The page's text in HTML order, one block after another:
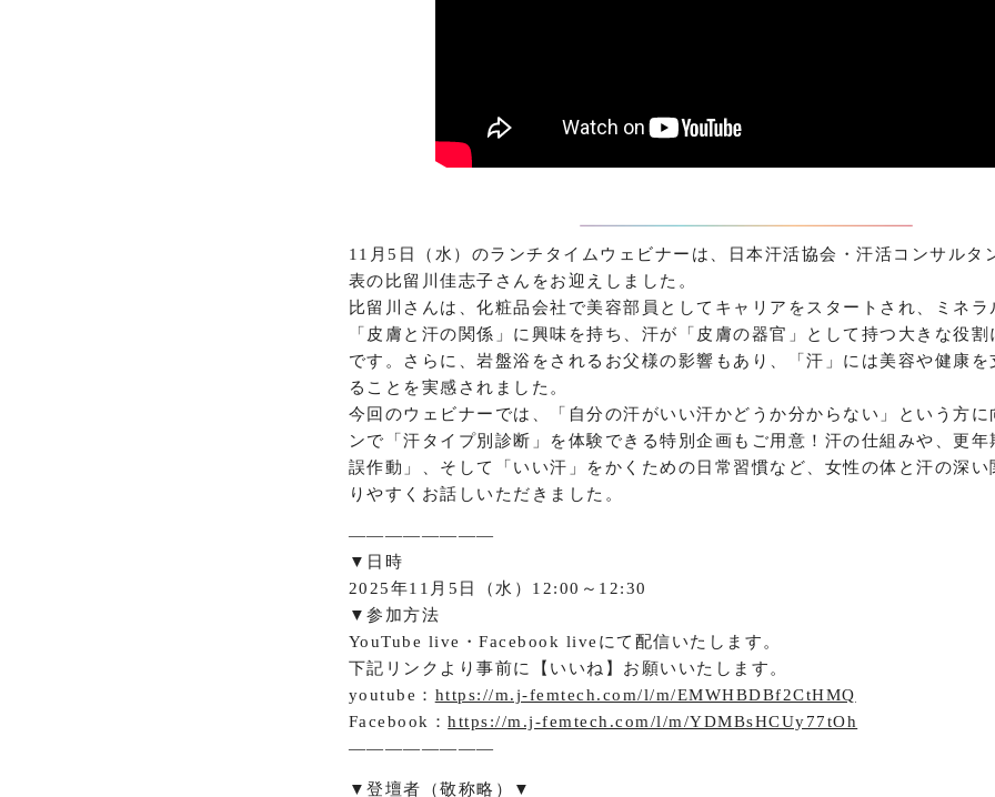
11月5日（水）のランチタイムウェビナーは、日本汗活協会・汗活コンサルタ
表の比留川佳志子さんをお迎えしました。
比留川さんは、化粧品会社で美容部員としてキャリアをスタートされ、ミネ
「皮膚と汗の関係」に興味を持ち、汗が「皮膚の器官」として持つ大きな役割
です。さらに、岩盤浴をされるお父様の影響もあり、「汗」には美容や健康を
ることを実感されました。
今回のウェビナーでは、「自分の汗がいい汗かどうか分からない」という方に
ンで「汗タイプ別診断」を体験できる特別企画もご用意！汗の仕組みや、更
誤作動」、そして「いい汗」をかくための日常習慣など、女性の体と汗の深い
りやすくお話しいただきました。
――――――――
▼日時
2025年11月5日（水）12:00～12:30
▼参加方法
YouTube live・Facebook liveにて配信いたします。
下記リンクより事前に【いいね】お願いいたします。
youtube： https://m.j-femtech.com/l/m/EMWHBDBf2CtHMQ
Facebook：https://m.j-femtech.com/l/m/YDMBsHCUy77tOh
――――――――
▼登壇者（敬称略）▼